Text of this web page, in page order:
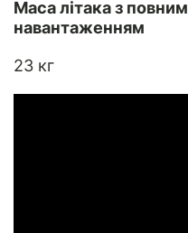
Маса літака з повним
навантаженням
23 кг